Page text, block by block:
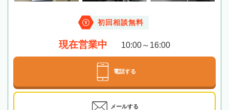
初回相談無料
現在営業中 10:00～16:00
電話する
メールする